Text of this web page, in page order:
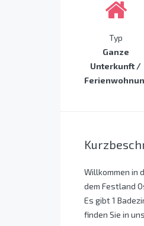
Typ
Ganze
Unterkunft /
Willkommen in
dem Festland
Es gibt 1
finden Sie in